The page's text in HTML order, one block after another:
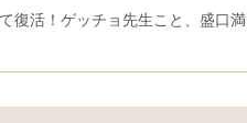
復活！ゲッチョ先生こと、盛口満